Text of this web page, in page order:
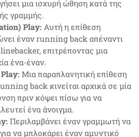
μια ισχυρή ώθηση κατά της
γραμμής.
Play: Αυτή η επίθεση
έναν running back απέναντι
επιτρέποντας μια
ένα-έναν.
Μια παραπλανητική επίθεση
back κινείται αρχικά σε μία
πριν κόψει πίσω για να
ένα άνοιγμα.
Περιλαμβάνει έναν γραμμωτή να
να μπλοκάρει έναν αμυντικό